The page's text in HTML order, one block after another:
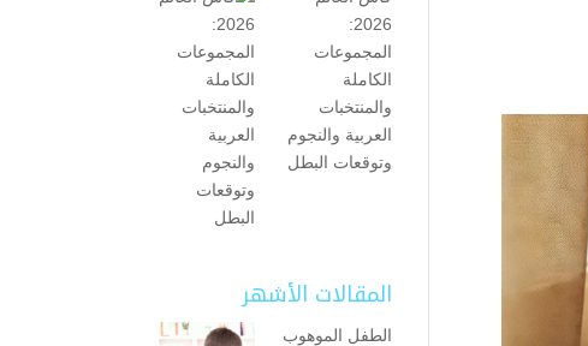
2026:
المجموعات
الكاملة
والمنتخبات
العربية والنجوم
وتوقعات البطل
المقالات الأشهر
الطفل الموهوب